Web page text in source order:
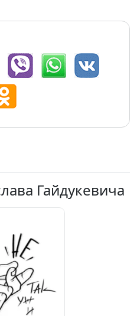
Гайдукевича